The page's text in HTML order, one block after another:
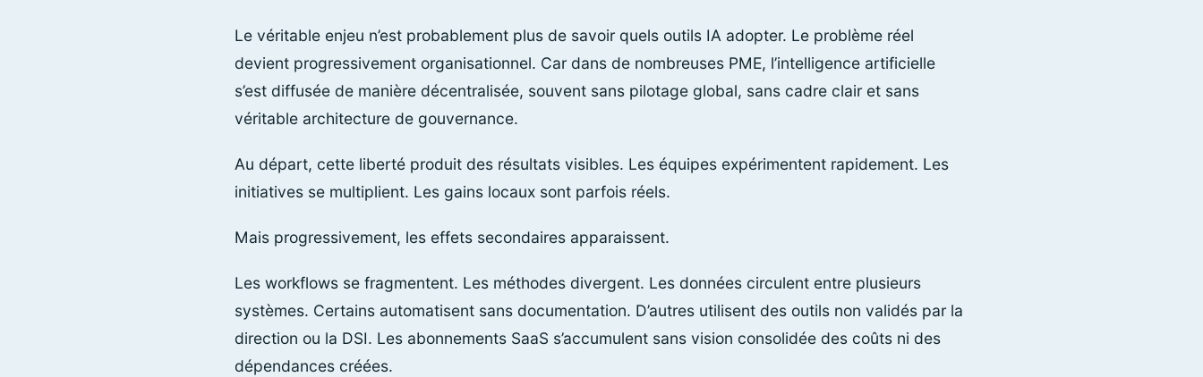
Le véritable enjeu n’est probablement plus de savoir quels outils IA adopter. Le problème réel
devient progressivement organisationnel. Car dans de nombreuses PME, l’intelligence artificielle
s’est diffusée de manière décentralisée, souvent sans pilotage global, sans cadre clair et sans
véritable architecture de gouvernance.
Au départ, cette liberté produit des résultats visibles. Les équipes expérimentent rapidement. Les
initiatives se multiplient. Les gains locaux sont parfois réels.
Mais progressivement, les effets secondaires apparaissent.
Les workflows se fragmentent. Les méthodes divergent. Les données circulent entre plusieurs
systèmes. Certains automatisent sans documentation. D’autres utilisent des outils non validés par la
direction ou la DSI. Les abonnements SaaS s’accumulent sans vision consolidée des coûts ni des
dépendances créées.